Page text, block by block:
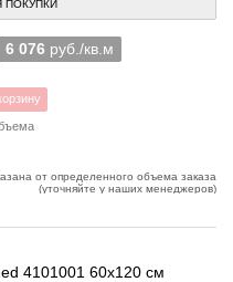
ПОКУПКИ
6 076 руб./кв.м
от определенного объема заказа
(уточняйте у наших менеджеров)
4101001 60x120 см